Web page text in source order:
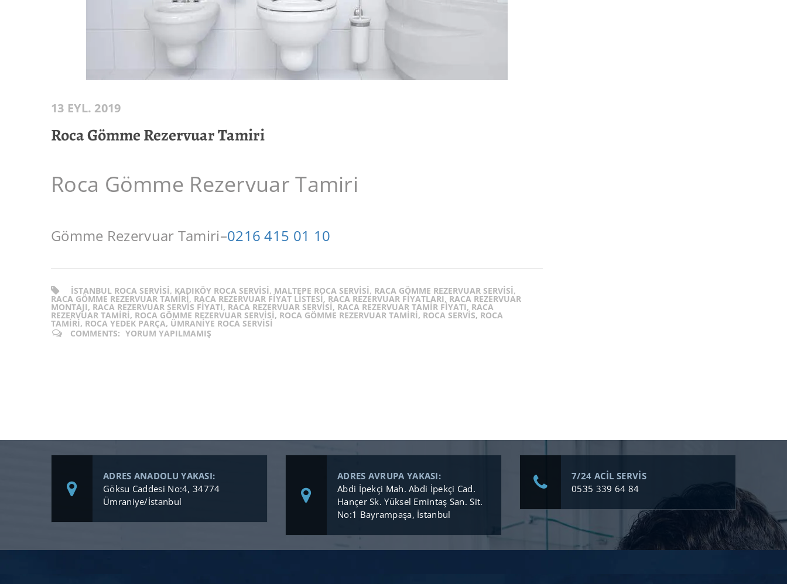
13 EYL. 2019
Roca Gömme Rezervuar Tamiri
Roca Gömme Rezervuar Tamiri
Gömme Rezervuar Tamiri–0216 415 01 10
ISTANBUL ROCA SERVISI, KADIKÖY ROCA SERVISI, MALTEPE ROCA SERVISI, RACA GÖMME REZERVUAR SERVISI,
RACA GÖMME REZERVUAR TAMIRI, RACA REZERVUAR FIYAT LISTESI, RACA REZERVUAR FIYATLARI, RACA REZERVUAR
MONTAJI, RACA REZERVUAR SERVIS FIYATI, RACA REZERVUAR SERVISI, RACA REZERVUAR TAMIR FIYATI, RACA
REZERVUAR TAMIRI, ROCA GÖMME REZERVUAR SERVISI, ROCA GÖMME REZERVUAR TAMIRI, ROCA SERVIS, ROCA
TAMIRI, ROCA YEDEK PARÇA, ÜMRANIYE ROCA SERVISI
COMMENTS: YORUM YAPILMAMIŞ
ADRES ANADOLU YAKASI:
Göksu Caddesi No:4, 34774
Ümraniye/İstanbul
ADRES AVRUPA YAKASI:
Abdi İpekçi Mah. Abdi İpekçi Cad.
Hançer Sk. Yüksel Emintaş San. Sit.
No:1 Bayrampaşa, İstanbul
7/24 ACİL SERVİS
0535 339 64 84